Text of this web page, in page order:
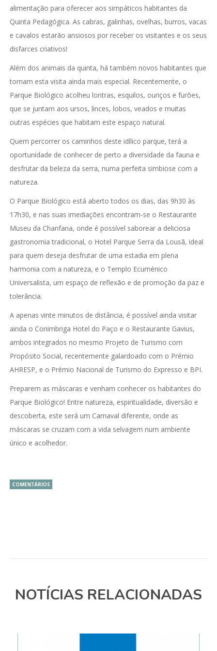
alimentação para oferecer aos simpáticos habitantes da
Quinta Pedagógica. As cabras, galinhas, ovelhas, burros, vacas
e cavalos estarão ansiosos por receber os visitantes e os seus
disfarces criativos!
Além dos animais da quinta, há também novos habitantes que
tornam esta visita ainda mais especial. Recentemente, o
Parque Biológico acolheu lontras, esquilos, ouriços e furões,
que se juntam aos ursos, linces, lobos, veados e muitas
outras espécies que habitam este espaço natural.
Quem percorrer os caminhos deste idílico parque, terá a
oportunidade de conhecer de perto a diversidade da fauna e
desfrutar da beleza da serra, numa perfeita simbiose com a
natureza.
O Parque Biológico está aberto todos os dias, das 9h30 às
17h30, e nas suas imediações encontram-se o Restaurante
Museu da Chanfana, onde é possível saborear a deliciosa
gastronomia tradicional, o Hotel Parque Serra da Lousã, ideal
para quem deseja desfrutar de uma estadia em plena
harmonia com a natureza, e o Templo Ecuménico
Universalista, um espaço de reflexão e de promoção da paz e
tolerância.
A apenas vinte minutos de distância, é possível ainda visitar
ainda o Conimbriga Hotel do Paço e o Restaurante Gavius,
ambos integrados no mesmo Projeto de Turismo com
Propósito Social, recentemente galardoado com o Prémio
AHRESP, e o Prémio Nacional de Turismo do Expresso e BPI.
Preparem as máscaras e venham conhecer os habitantes do
Parque Biológico! Entre natureza, espiritualidade, diversão e
descoberta, este será um Carnaval diferente, onde as
máscaras se cruzam com a vida selvagem num ambiente
único e acolhedor.
COMENTÁRIOS
NOTÍCIAS RELACIONADAS